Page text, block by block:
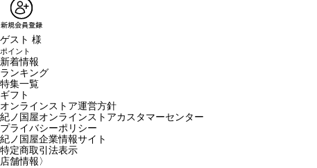
ゲスト 様
ポイント
新着情報
ランキング
特集一覧
ギフト
オンラインストア運営方針
紀ノ国屋オンラインストアカスタマーセンター
プライバシーポリシー
紀ノ国屋企業情報サイト
特定商取引法表示
店舗情報〉